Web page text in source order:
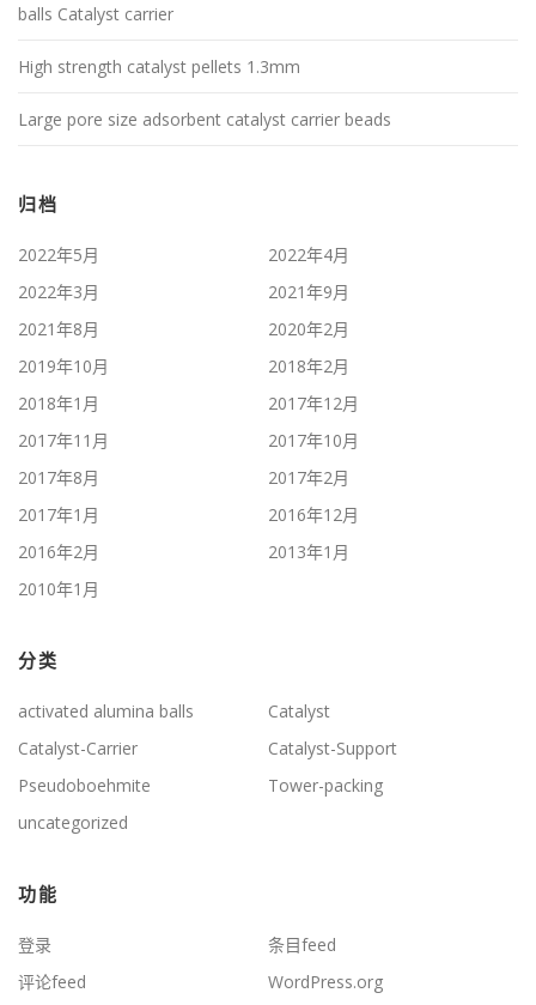
balls Catalyst carrier
High strength catalyst pellets 1.3mm
Large pore size adsorbent catalyst carrier beads
归档
2022年5月
2022年4月
2022年3月
2021年9月
2021年8月
2020年2月
2019年10月
2018年2月
2018年1月
2017年12月
2017年11月
2017年10月
2017年8月
2017年2月
2017年1月
2016年12月
2016年2月
2013年1月
2010年1月
分类
activated alumina balls
Catalyst
Catalyst-Carrier
Catalyst-Support
Pseudoboehmite
Tower-packing
uncategorized
功能
登录
条目feed
评论feed
WordPress.org